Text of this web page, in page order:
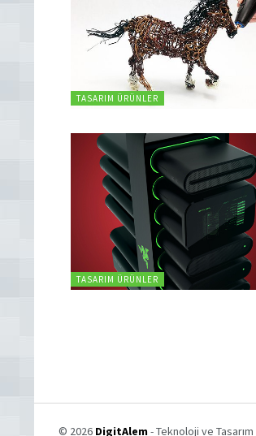
TASARIM ÜRÜNLER
TASARIM ÜRÜNLER
© 2026 DigitAlem- Teknoloji ve